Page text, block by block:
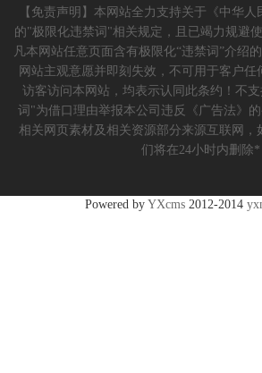
【免责声明】本网站全力支持关于《中华
的"极限化违禁词"相关规定，且已竭力规避
凡本网站任意页面含有极限化“违禁词”介绍
网站主观意愿并即刻失效，不可用于客户
访客访问本网站，均表示认同此条约！不
词"为借口理由举报本公司违反《广告法》
相关网页素材及相关资源部分来源互联网，
们将在24小时内删除*
Powered by YXcms 2012-2014